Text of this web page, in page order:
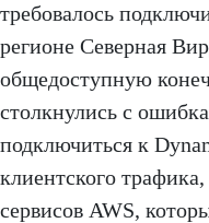
требовалось
регионе Северная
общедоступную
столкнулись с
подключиться к
клиентского
сервисов AWS,